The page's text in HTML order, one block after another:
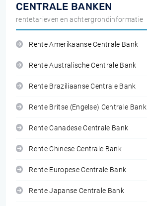
CENTRALE BANKEN
rentetarieven en achtergrondinformatie
Rente Amerikaanse Centrale Bank
Rente Australische Centrale Bank
Rente Braziliaanse Centrale Bank
Rente Britse (Engelse) Centrale Bank
Rente Canadese Centrale Bank
Rente Chinese Centrale Bank
Rente Europese Centrale Bank
Rente Japanse Centrale Bank